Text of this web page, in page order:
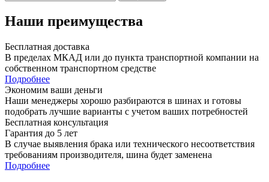
Наши преимущества
Бесплатная доставка
В пределах МКАД или до пункта транспортной компании на
собственном транспортном средстве
Подробнее
Экономим ваши деньги
Наши менеджеры хорошо разбираются в шинах и готовы
подобрать лучшие варианты с учетом ваших потребностей
Бесплатная консультация
Гарантия до 5 лет
В случае выявления брака или технического несоответствия
требованиям производителя, шина будет заменена
Подробнее